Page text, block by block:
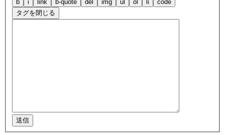
送信